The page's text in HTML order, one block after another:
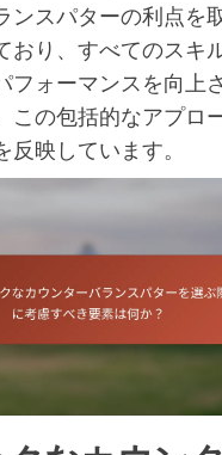
ンスパターの利点を
おり、すべてのスキ
フォーマンスを向上
この包括的なアプロ
映しています。